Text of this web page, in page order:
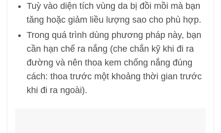
Tuỳ vào diện tích vùng da bị đồi mồi mà bạn
tăng hoặc giảm liều lượng sao cho phù hợp.
Trong quá trình dùng phương pháp này, bạn
cần hạn chế ra nắng (che chắn kỹ khi đi ra
đường và nên thoa kem chống nắng đúng
cách: thoa trước một khoảng thời gian trước
khi đi ra ngoài).